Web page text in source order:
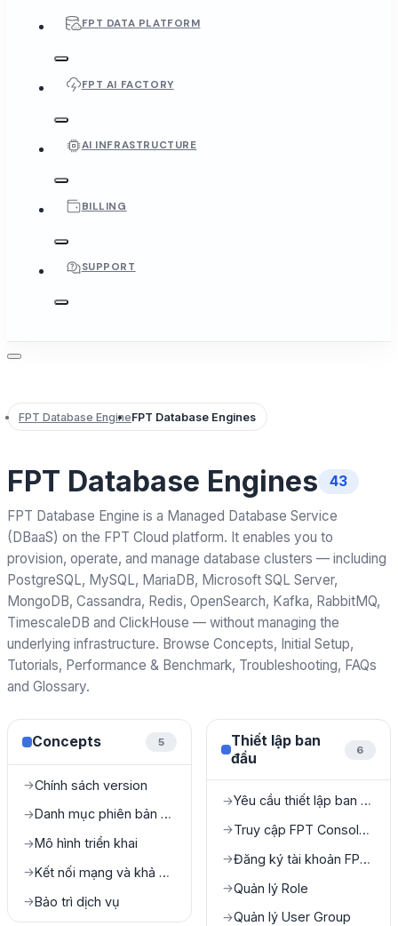
FPT DATA PLATFORM
FPT AI FACTORY
AI INFRASTRUCTURE
BILLING
SUPPORT
FPT Database EngineFPT Database Engines
FPT Database Engines 43
FPT Database Engine is a Managed Database Service
(DBaaS) on the FPT Cloud platform. It enables you to
provision, operate, and manage database clusters — including
PostgreSQL, MySQL, MariaDB, Microsoft SQL Server,
MongoDB, Cassandra, Redis, OpenSearch, Kafka, RabbitMQ,
TimescaleDB and ClickHouse — without managing the
underlying infrastructure. Browse Concepts, Initial Setup,
Tutorials, Performance & Benchmark, Troubleshooting, FAQs
and Glossary.
Concepts 5
→Chính sách version
→ Danh mục phiên bản được hỗ trợ
→Mô hình triển khai
→ Kết nối mạng và khả năng truy cập
→Bảo trì dịch vụ
Thiết lập ban
đầu
6
→ Yêu cầu thiết lập ban đầu
→ Truy cập FPT Console Portal
→ Đăng ký tài khoản FPT Console Portal
→Quản lý Role
→Quản lý User Group